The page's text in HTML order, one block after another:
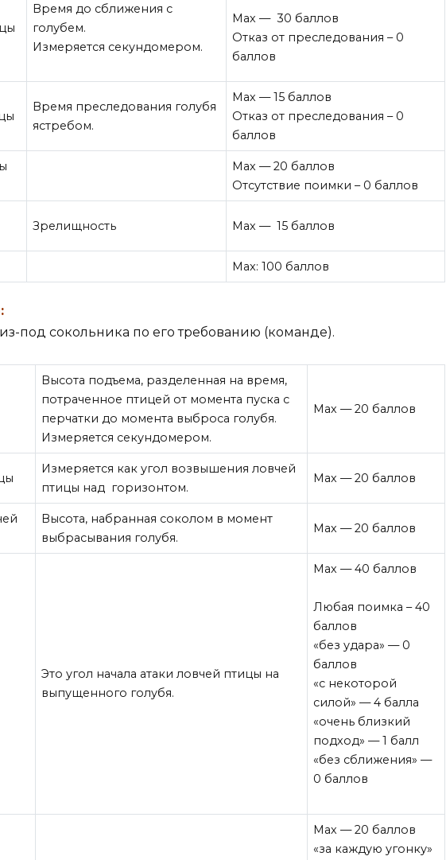
Время до сближения с
голубем.
Измеряется секундомером.
Мах — 30 баллов
Отказ от преследования – 0
баллов
Время преследования голубя
ястребом.
Мах — 15 баллов
Отказ от преследования – 0
баллов
Мах — 20 баллов
Отсутствие поимки – 0 баллов
Зрелищность Мах — 15 баллов
Max: 100 баллов
под сокольника по его требованию (команде).
Высота подъема, разделенная на время,
потраченное птицей от момента пуска с
перчатки до момента выброса голубя.
Измеряется секундомером.
Мах — 20 баллов
Измеряется как угол возвышения ловчей
птицы над горизонтом.
Мах — 20 баллов
Высота, набранная соколом в момент
выбрасывания голубя.
Мах — 20 баллов
Это угол начала атаки ловчей птицы на
выпущенного голубя.
Мах — 40 баллов
Любая поимка – 40
баллов
«без удара» — 0
баллов
«с некоторой
силой» — 4 балла
«очень близкий
подход» — 1 балл
«без сближения» —
0 баллов
Мах — 20 баллов
«за каждую угонку»